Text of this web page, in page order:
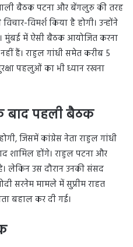
बैठक पटना और बेंगलुरु की तरह
विमर्श किया है होगी। उन्होंने
मुंबई में ऐसी बैठक आयोजित करना
हैं। राहुल गांधी समेत करीब 5
पहलुओं का भी ध्यान रखना
बाद पहली बैठक
जिसमें कांग्रेस नेता राहुल गांधी
शामिल होंगे। राहुल पटना और
लेकिन उस दौरान उनकी संसद
सरनेम मामले में सुप्रीम राहत
बहाल कर दी गई।